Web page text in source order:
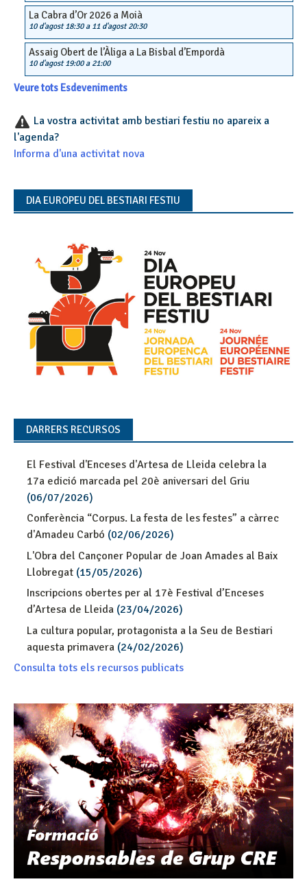
La Cabra d’Or 2026 a Moià
10 d'agost 18:30a 11 d'agost 20:30
Assaig Obert de l’Àliga a La Bisbal d’Empordà
10 d'agost 19:00a 21:00
Veure tots Esdeveniments
La vostra activitat amb bestiari festiu no apareix a
l'agenda?
Informa d'una activitat nova
DIA EUROPEU DEL BESTIARI FESTIU
DARRERS RECURSOS
El Festival d'Enceses d'Artesa de Lleida celebra la
17a edició marcada pel 20è aniversari del Griu
(06/07/2026)
Conferència “Corpus. La festa de les festes” a càrrec
d'Amadeu Carbó (02/06/2026)
L'Obra del Cançoner Popular de Joan Amades al Baix
Llobregat (15/05/2026)
Inscripcions obertes per al 17è Festival d’Enceses
d’Artesa de Lleida (23/04/2026)
La cultura popular, protagonista a la Seu de Bestiari
aquesta primavera (24/02/2026)
Consulta tots els recursos publicats